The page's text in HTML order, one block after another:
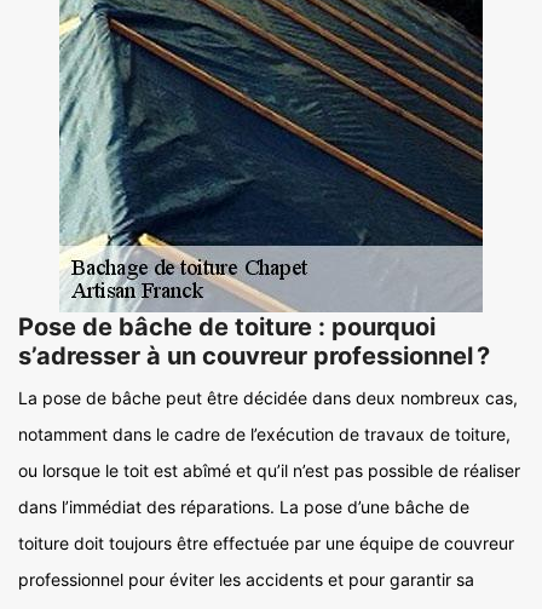
Pose de bâche de toiture : pourquoi
s’adresser à un couvreur professionnel ?
La pose de bâche peut être décidée dans deux nombreux cas,
notamment dans le cadre de l’exécution de travaux de toiture,
ou lorsque le toit est abîmé et qu’il n’est pas possible de réaliser
dans l’immédiat des réparations. La pose d’une bâche de
toiture doit toujours être effectuée par une équipe de couvreur
professionnel pour éviter les accidents et pour garantir sa